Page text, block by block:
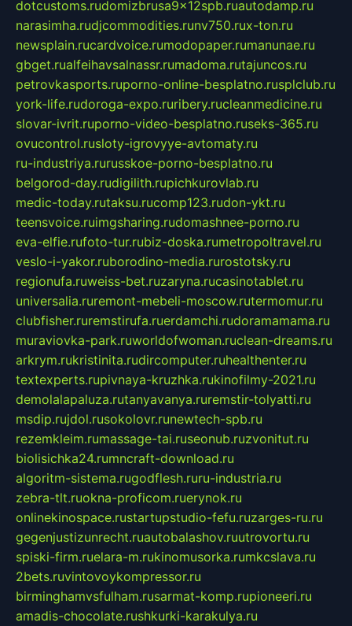
dotcustoms.rudomizbrusa9x12spb.ruautodamp.ru
narasimha.rudjcommodities.runv750.rux-ton.ru
newsplain.rucardvoice.rumodopaper.rumanunae.ru
gbget.rualfeihavsalnassr.rumadoma.rutajuncos.ru
petrovkasports.ruporno-online-besplatno.rusplclub.ru
york-life.rudoroga-expo.ruribery.rucleanmedicine.ru
slovar-ivrit.ruporno-video-besplatno.ruseks-365.ru
ovucontrol.rusloty-igrovyye-avtomaty.ru
ru-industriya.rurusskoe-porno-besplatno.ru
belgorod-day.rudigilith.rupichkurovlab.ru
medic-today.rutaksu.rucomp123.rudon-ykt.ru
teensvoice.ruimgsharing.rudomashnee-porno.ru
eva-elfie.rufoto-tur.rubiz-doska.rumetropoltravel.ru
veslo-i-yakor.ruborodino-media.rurostotsky.ru
regionufa.ruweiss-bet.ruzaryna.rucasinotablet.ru
universalia.ruremont-mebeli-moscow.rutermomur.ru
clubfisher.ruremstirufa.ruerdamchi.rudoramamama.ru
muraviovka-park.ruworldofwoman.ruclean-dreams.ru
arkrym.rukristinita.rudircomputer.ruhealthenter.ru
textexperts.rupivnaya-kruzhka.rukinofilmy-2021.ru
demolalapaluza.rutanyavanya.ruremstir-tolyatti.ru
msdip.rujdol.rusokolovr.runewtech-spb.ru
rezemkleim.rumassage-tai.ruseonub.ruzvonitut.ru
biolisichka24.rumncraft-download.ru
algoritm-sistema.rugodflesh.ruru-industria.ru
zebra-tlt.ruokna-proficom.ruerynok.ru
onlinekinospace.rustartupstudio-fefu.ruzarges-ru.ru
gegenjustizunrecht.ruautobalashov.ruutrovortu.ru
spiski-firm.ruelara-m.rukinomusorka.rumkcslava.ru
2bets.ruvintovoykompressor.ru
birminghamvsfulham.rusarmat-komp.rupioneeri.ru
amadis-chocolate.rushkurki-karakulya.ru